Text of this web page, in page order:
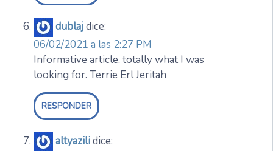
dublajdice:
06/02/2021 a las 2:27 PM
Informative article, totally what I was
looking for. Terrie Erl Jeritah
RESPONDER
altyazilidice: